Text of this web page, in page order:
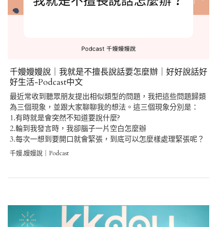
千嫚嫚嫚說｜我就是不擅長說話要怎麼辦｜好好說話好
好生活-Podcast中文
最近常收到聽眾朋友提出相似類型的問題，我把這些問題歸類
為三個現象，並跟大家聊聊我的想法。這三個現象分別是：
1.有時就是會突然不知道要說什麼?
2.輪到我發言時，我卻腦子一片空白怎麼辦
3.每次一想到要開口就會緊張，到底可以怎麼樣處理緊張呢？
千嫚,嫚嫚說｜Podcast
navigation